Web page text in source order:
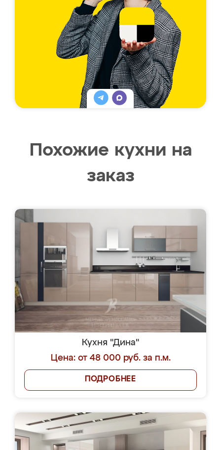
Похожие кухни на
заказ
Кухня "Дина"
Цена: от 48 000 руб. за п.м.
ПОДРОБНЕЕ